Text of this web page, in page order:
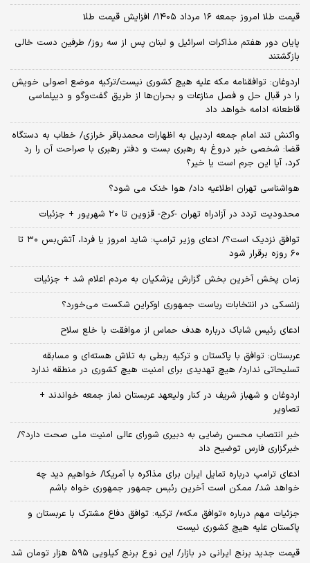
قیمت طلا امروز جمعه ۱۶ مرداد ۱۴۰۵/ افزایش قیمت طلا
پایان دور هفتم مذاکرات اسرائیل و لبنان پس از سه روز/ طرفین دست خالی
بازگشتند
اردوغان: توافقنامه مکه علیه هیچ کشوری نیست/ترکیه موضع اصولی خویش
را در قبال حل و فصل منازعات و بحران‌ها از طریق گفت‌وگو و دیپلماسی
قاطعانه ادامه خواهد داد
واکنش تند امام جمعه اردبیل به اظهارات محمدباقر خرازی/ خطاب به دستگاه
قضا: شخصی خبر دروغ به رهبری بست و دفتر رهبری با صراحت آن را رد
کرد، آیا این جرم است یا خیر؟
هواشناسی تهران اطلاعیه داد/ هوا خنک می شود؟
محدودیت تردد در آزادراه تهران -کرج- قزوین تا ۲۰ شهریور + جزئیات
توافق نزدیک است؟/ ادعای وزیر ترامپ: شاید امروز یا فردا، آتش‌بس ۳۰ تا
۶۰ روزه برقرار شود
زمان پخش آخرین بخش گزارش پزشکیان به مردم اعلام شد + جزئیات
زلنسکی در انتخابات ریاست جمهوری اوکراین شکست می‌خورد؟
ادعای رئیس شاباک درباره هدف حماس از موافقت با خلع سلاح
عربستان: توافق با پاکستان و ترکیه ربطی به تلاش هسته‌ای و مسابقه
تسلیحاتی ندارد/ هیچ تهدیدی برای امنیت هیچ کشوری در منطقه ندارد
اردوغان و شهباز شریف در کنار ولیعهد عربستان نماز جمعه خواندند +
تصاویر
خبر انتصاب محسن رضایی به دبیری شورای عالی امنیت ملی صحت دارد؟/
خبرگزاری فارس توضیح داد
ادعای ترامپ درباره تمایل ایران برای مذاکره با آمریکا/ خواهیم دید چه
خواهد شد/ ممکن است آخرین رئیس‌ جمهور جمهوری خواه باشم
جزئیات مهم درباره «توافق مکه»/ ترکیه‌: توافق دفاع مشترک با عربستان و
پاکستان علیه هیچ کشوری نیست
قیمت جدید برنج ایرانی در بازار/ این نوع برنج کیلویی ۵۹۵ هزار تومان شد